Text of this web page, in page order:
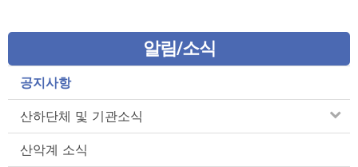
알림/소식
공지사항
산하단체 및 기관소식
산악계 소식